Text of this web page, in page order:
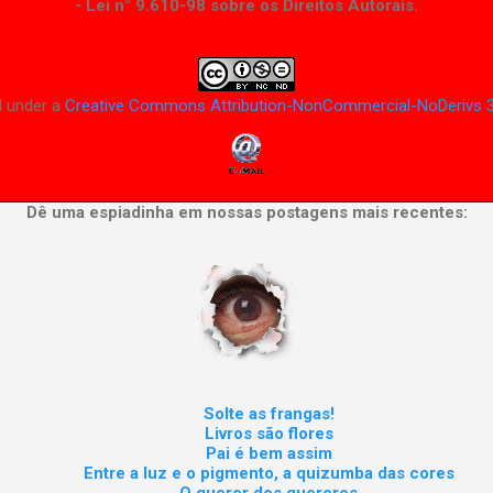
- Lei n° 9.610-98 sobre os Direitos Autorais.
under aCreative Commons Attribution-NonCommercial-NoDerivs
Dê uma espiadinha em nossas postagens mais recentes:
Solte as frangas!
Livros são flores
Pai é bem assim
Entre a luz e o pigmento, a quizumba das cores